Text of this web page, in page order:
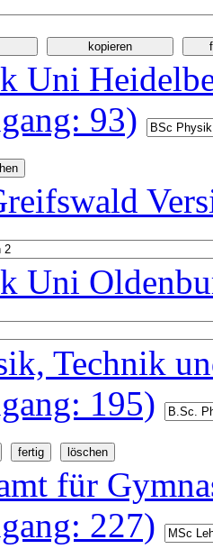
Uni
93)
Uni
Technik
195)
für
227)